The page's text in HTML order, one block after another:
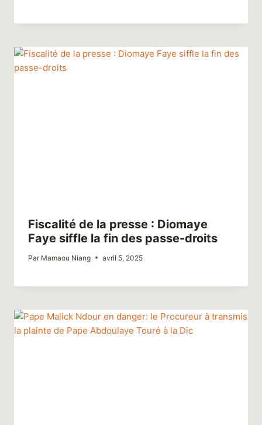
Fiscalité de la presse : Diomaye
Faye siffle la fin des passe-droits
Par Mamaou Niang avril 5, 2025